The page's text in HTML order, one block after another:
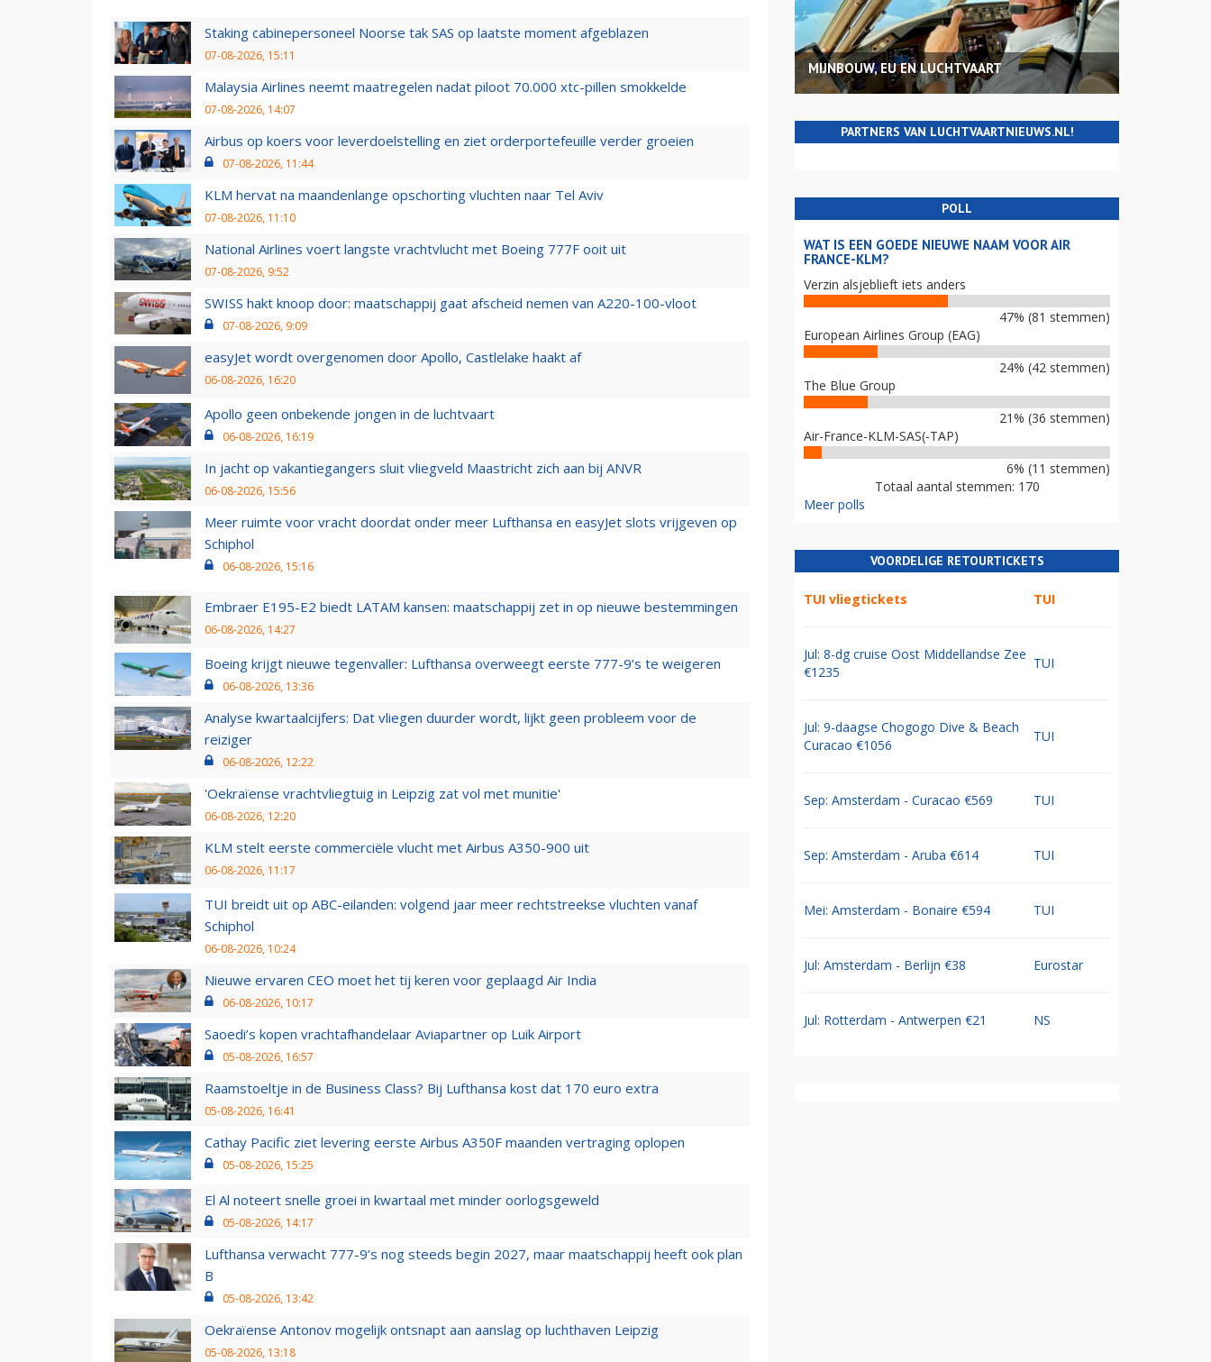
Staking cabinepersoneel Noorse tak SAS op laatste moment afgeblazen
07-08-2026, 15:11
Malaysia Airlines neemt maatregelen nadat piloot 70.000 xtc-pillen smokkelde
07-08-2026, 14:07
Airbus op koers voor leverdoelstelling en ziet orderportefeuille verder groeien
07-08-2026, 11:44
KLM hervat na maandenlange opschorting vluchten naar Tel Aviv
07-08-2026, 11:10
National Airlines voert langste vrachtvlucht met Boeing 777F ooit uit
07-08-2026, 9:52
SWISS hakt knoop door: maatschappij gaat afscheid nemen van A220-100-vloot
07-08-2026, 9:09
easyJet wordt overgenomen door Apollo, Castlelake haakt af
06-08-2026, 16:20
Apollo geen onbekende jongen in de luchtvaart
06-08-2026, 16:19
In jacht op vakantiegangers sluit vliegveld Maastricht zich aan bij ANVR
06-08-2026, 15:56
Meer ruimte voor vracht doordat onder meer Lufthansa en easyJet slots vrijgeven op
Schiphol
06-08-2026, 15:16
Embraer E195-E2 biedt LATAM kansen: maatschappij zet in op nieuwe bestemmingen
06-08-2026, 14:27
Boeing krijgt nieuwe tegenvaller: Lufthansa overweegt eerste 777-9’s te weigeren
06-08-2026, 13:36
Analyse kwartaalcijfers: Dat vliegen duurder wordt, lijkt geen probleem voor de
reiziger
06-08-2026, 12:22
'Oekraïense vrachtvliegtuig in Leipzig zat vol met munitie'
06-08-2026, 12:20
KLM stelt eerste commerciële vlucht met Airbus A350-900 uit
06-08-2026, 11:17
TUI breidt uit op ABC-eilanden: volgend jaar meer rechtstreekse vluchten vanaf
Schiphol
06-08-2026, 10:24
Nieuwe ervaren CEO moet het tij keren voor geplaagd Air India
06-08-2026, 10:17
Saoedi’s kopen vrachtafhandelaar Aviapartner op Luik Airport
05-08-2026, 16:57
Raamstoeltje in de Business Class? Bij Lufthansa kost dat 170 euro extra
05-08-2026, 16:41
Cathay Pacific ziet levering eerste Airbus A350F maanden vertraging oplopen
05-08-2026, 15:25
El Al noteert snelle groei in kwartaal met minder oorlogsgeweld
05-08-2026, 14:17
Lufthansa verwacht 777-9’s nog steeds begin 2027, maar maatschappij heeft ook plan
B
05-08-2026, 13:42
Oekraïense Antonov mogelijk ontsnapt aan aanslag op luchthaven Leipzig
05-08-2026, 13:18
MIJNBOUW, EU EN LUCHTVAART
PARTNERS VAN LUCHTVAARTNIEUWS.NL!
POLL
WAT IS EEN GOEDE NIEUWE NAAM VOOR AIR
FRANCE-KLM?
Verzin alsjeblieft iets anders
47% (81 stemmen)
European Airlines Group (EAG)
24% (42 stemmen)
The Blue Group
21% (36 stemmen)
Air-France-KLM-SAS(-TAP)
6% (11 stemmen)
Totaal aantal stemmen: 170
Meer polls
VOORDELIGE RETOURTICKETS
TUI vliegtickets TUI
Jul: 8-dg cruise Oost Middellandse Zee
€1235
TUI
Jul: 9-daagse Chogogo Dive & Beach
Curacao €1056
TUI
Sep: Amsterdam - Curacao €569 TUI
Sep: Amsterdam - Aruba €614 TUI
Mei: Amsterdam - Bonaire €594 TUI
Jul: Amsterdam - Berlijn €38 Eurostar
Jul: Rotterdam - Antwerpen €21 NS